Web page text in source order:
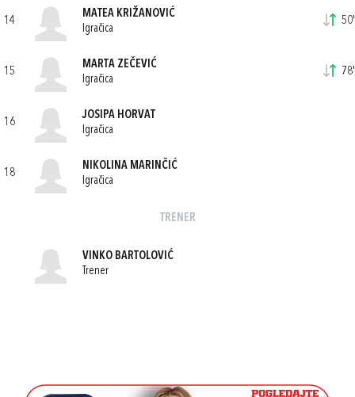
14
MATEA KRIŽANOVIĆ
Igračica
50'
15
MARTA ZEČEVIĆ
Igračica
78'
16
JOSIPA HORVAT
Igračica
18
NIKOLINA MARINČIĆ
Igračica
TRENER
VINKO BARTOLOVIĆ
Trener